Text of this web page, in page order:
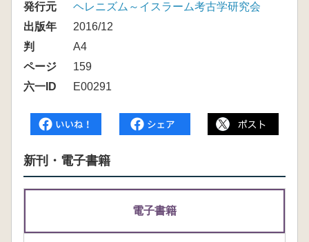
発行元
ヘレニズム～イスラーム考古学研究会
出版年
2016/12
判
A4
ページ
159
六一ID
E00291
新刊・電子書籍
電子書籍